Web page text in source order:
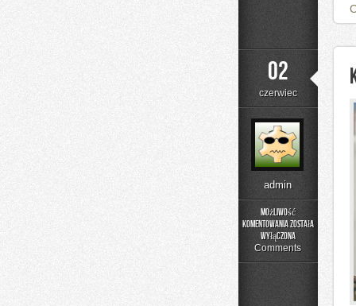
02
czerwiec
admin
Możliwość
komentowania
materiały
została
wyłączona
Comments